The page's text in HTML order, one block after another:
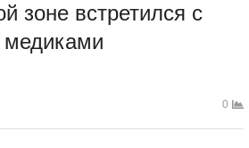
зоне встретился с
0